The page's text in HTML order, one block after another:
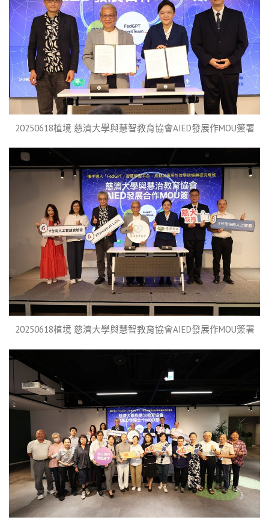
20250618植境 慈濟大學與慧智教育協會AIED發展作MOU簽署
20250618植境 慈濟大學與慧智教育協會AIED發展作MOU簽署